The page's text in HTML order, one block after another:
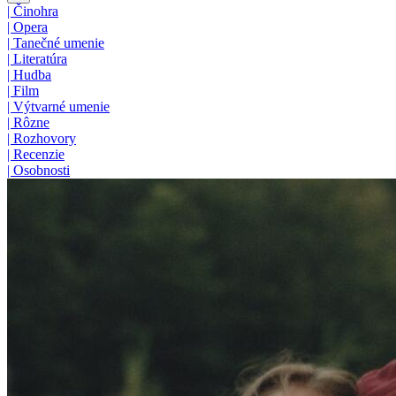
| Činohra
| Opera
| Tanečné umenie
| Literatúra
| Hudba
| Film
| Výtvarné umenie
| Rôzne
| Rozhovory
| Recenzie
| Osobnosti